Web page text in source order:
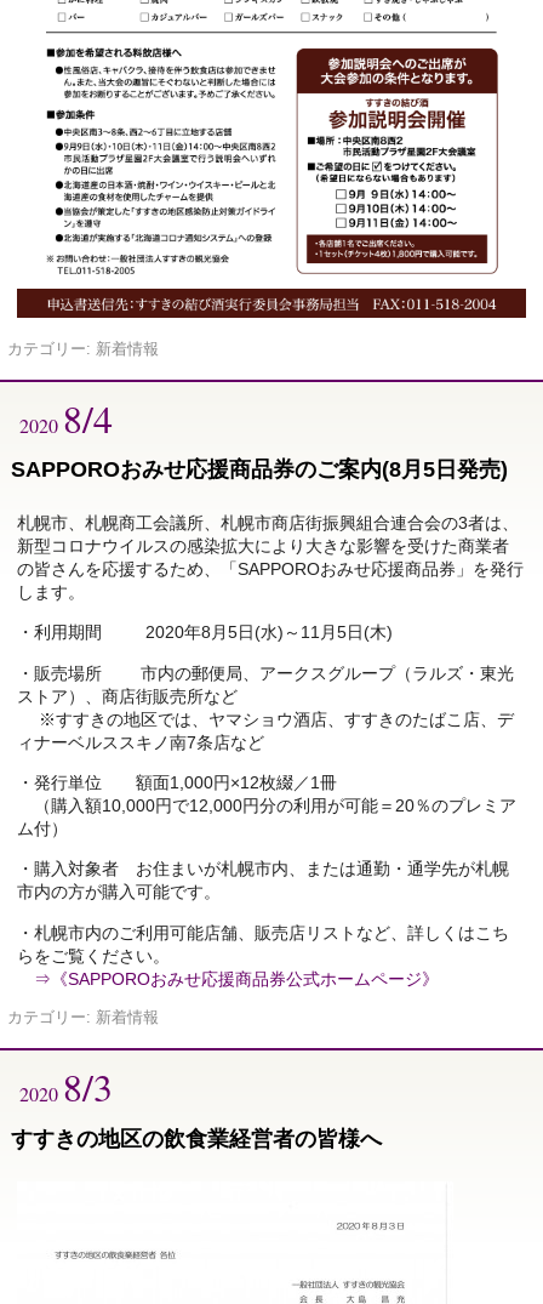
カテゴリー: 新着情報
2020 8/4
SAPPOROおみせ応援商品券のご案内(8月5日発売)
札幌市、札幌商工会議所、札幌市商店街振興組合連合会の3者は、
新型コロナウイルスの感染拡大により大きな影響を受けた商業者
の皆さんを応援するため、「SAPPOROおみせ応援商品券」を発行
します。
・利用期間 2020年8月5日(水)～11月5日(木)
・販売場所 市内の郵便局、アークスグループ（ラルズ・東光
ストア）、商店街販売所など
※すすきの地区では、ヤマショウ酒店、すすきのたばこ店、デ
ィナーベルススキノ南7条店など
・発行単位 額面1,000円×12枚綴／1冊
（購入額10,000円で12,000円分の利用が可能＝20％のプレミア
ム付）
・購入対象者 お住まいが札幌市内、または通勤・通学先が札幌
市内の方が購入可能です。
・札幌市内のご利用可能店舗、販売店リストなど、詳しくはこち
らをご覧ください。
⇒《SAPPOROおみせ応援商品券公式ホームページ》
カテゴリー: 新着情報
2020 8/3
すすきの地区の飲食業経営者の皆様へ